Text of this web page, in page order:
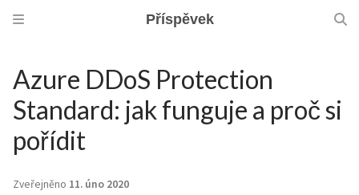
Příspěvek
Azure DDoS Protection
Standard: jak funguje a proč si
pořídit
Zveřejněno 11. úno 2020